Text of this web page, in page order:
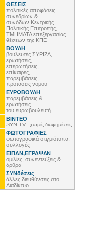
ΘΕΣΕΙΣ
πολιτικές αποφάσεις
συνεδρίων &
συνόδων Κεντρικής
Πολιτικής Επιτροπής,
ΤΜΗΜΑΤΑ επεξεργασίας
θέσεων της ΚΠΕ
ΒΟΥΛΗ
βουλευτές ΣΥΡΙΖΑ,
ερωτήσεις,
επερωτήσεις,
επίκαιρες,
παρεμβάσεις,
προτάσεις νόμου
ΕΥΡΩΒΟΥΛΗ
παρεμβάσεις &
ερωτήσεις
του ευρωβουλευτή
ΒΙΝΤΕΟ
SYN TV.. χωρίς διαφημίσεις
ΦΩΤΟΓΡΑΦΙΕΣ
φωτογραφικά στιγμιότυπα,
συλλογές
ΕΙΠΑΝ,ΕΓΡΑΨΑΝ
ομιλίες, συνεντεύξεις &
άρθρα
ΣΥΝδέσεις
άλλες διευθύνσεις στο
Διαδίκτυο